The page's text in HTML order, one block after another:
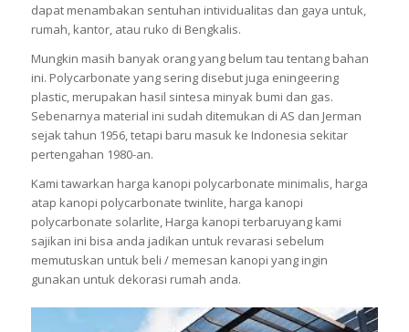
dapat menambakan sentuhan intividualitas dan gaya untuk,
rumah, kantor, atau ruko di Bengkalis.
Mungkin masih banyak orang yang belum tau tentang bahan
ini. Polycarbonate yang sering disebut juga eningeering
plastic, merupakan hasil sintesa minyak bumi dan gas.
Sebenarnya material ini sudah ditemukan di AS dan Jerman
sejak tahun 1956, tetapi baru masuk ke Indonesia sekitar
pertengahan 1980-an.
Kami tawarkan harga kanopi polycarbonate minimalis, harga
atap kanopi polycarbonate twinlite, harga kanopi
polycarbonate solarlite, Harga kanopi terbaruyang kami
sajikan ini bisa anda jadikan untuk revarasi sebelum
memutuskan untuk beli / memesan kanopi yang ingin
gunakan untuk dekorasi rumah anda.